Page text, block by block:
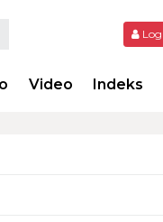
Video Indeks